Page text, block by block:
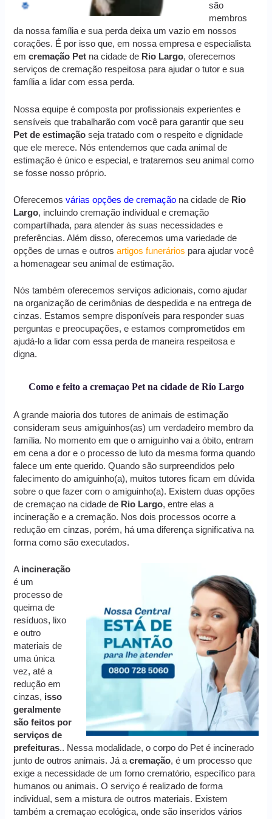
são
membros
da nossa família e sua perda deixa um vazio em nossos
corações. É por isso que, em nossa empresa e especialista
emcremação Pet na cidade de Rio Largo, oferecemos
serviços de cremação respeitosa para ajudar o tutor e sua
família a lidar com essa perda.
Nossa equipe é composta por profissionais experientes e
sensíveis que trabalharão com você para garantir que seu
Pet de estimação seja tratado com o respeito e dignidade
que ele merece. Nós entendemos que cada animal de
estimação é único e especial, e trataremos seu animal como
se fosse nosso próprio.
Oferecemosvárias opções de cremação na cidade de Rio
Largo, incluindo cremação individual e cremação
compartilhada, para atender às suas necessidades e
preferências. Além disso, oferecemos uma variedade de
opções de urnas e outrosartigos funerários para ajudar você
a homenagear seu animal de estimação.
Nós também oferecemos serviços adicionais, como ajudar
na organização de cerimônias de despedida e na entrega de
cinzas. Estamos sempre disponíveis para responder suas
perguntas e preocupações, e estamos comprometidos em
ajudá-lo a lidar com essa perda de maneira respeitosa e
digna.
Como e feito a cremaçao Pet na cidade de Rio Largo
A grande maioria dos tutores de animais de estimação
consideram seus amiguinhos(as) um verdadeiro membro da
família. No momento em que o amiguinho vai a óbito, entram
em cena a dor e o processo de luto da mesma forma quando
falece um ente querido. Quando são surpreendidos pelo
falecimento do amiguinho(a), muitos tutores ficam em dúvida
sobre o que fazer com o amiguinho(a). Existem duas opções
de cremaçao na cidade de Rio Largo, entre elas a
incineração e a cremação. Nos dois processos ocorre a
redução em cinzas, porém, há uma diferença significativa na
forma como são executados.
A incineração
é um
processo de
queima de
resíduos, lixo
e outro
materiais de
uma única
vez, até a
redução em
cinzas, isso
geralmente
são feitos por
serviços de
prefeituras.. Nessa modalidade, o corpo do Pet é incinerado
junto de outros animais. Já acremação, é um processo que
exige a necessidade de um forno crematório, específico para
humanos ou animais. O serviço é realizado de forma
individual, sem a mistura de outros materiais. Existem
também a cremaçao ecológica, onde são inseridos vários